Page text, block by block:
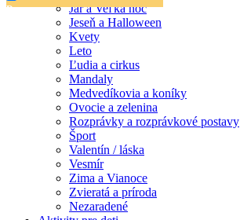
Doprava
Jar a Veľká noc
Jeseň a Halloween
Ľudia a cirkus
Medvedíkovia a koníky
Jar a Veľká noc
Jeseň a Halloween
Kvety
Leto
Ľudia a cirkus
Mandaly
Medvedíkovia a koníky
Ovocie a zelenina
Rozprávky a rozprávkové postavy
Šport
Valentín / láska
Vesmír
Zima a Vianoce
Zvieratá a príroda
Nezaradené